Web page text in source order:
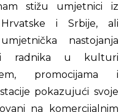
stižu umjetnici iz
i Srbije, ali
nastojanja
i radnika u kulturi
promocijama i
pokazujući svoje
na komercijalnim